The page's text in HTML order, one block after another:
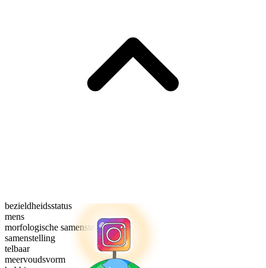
bezieldheidsstatus
mens
morfologische samenstelling
samenstelling
telbaar
meervoudsvorm